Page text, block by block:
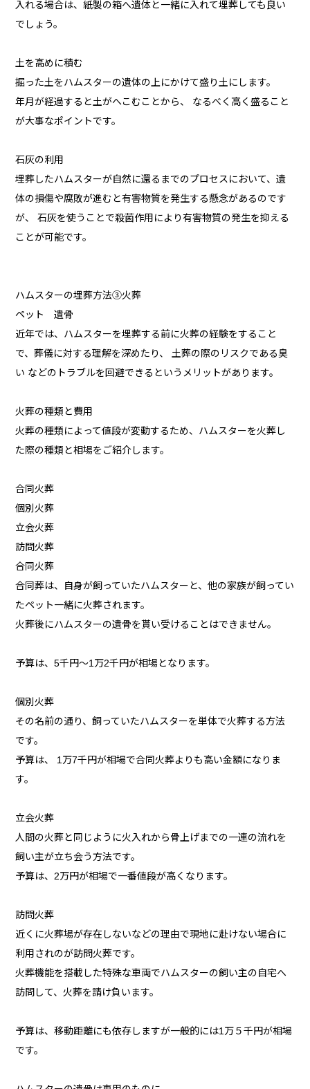
入れる場合は、紙製の箱へ遺体と一緒に入れて埋葬しても良い
でしょう。
土を高めに積む
掘った土をハムスターの遺体の上にかけて盛り土にします。
年月が経過すると土がへこむことから、 なるべく高く盛ること
が大事なポイントです。
石灰の利用
埋葬したハムスターが自然に還るまでのプロセスにおいて、遺
体の損傷や腐敗が進むと有害物質を発生する懸念があるのです
が、 石灰を使うことで殺菌作用により有害物質の発生を抑える
ことが可能です。
ハムスターの埋葬方法③火葬
ペット 遺骨
近年では、ハムスターを埋葬する前に火葬の経験をすること
で、葬儀に対する理解を深めたり、 土葬の際のリスクである臭
い などのトラブルを回避できるというメリットがあります。
火葬の種類と費用
火葬の種類によって値段が変動するため、ハムスターを火葬し
た際の種類と相場をご紹介します。
合同火葬
個別火葬
立会火葬
訪問火葬
合同火葬
合同葬は、自身が飼っていたハムスターと、他の家族が飼ってい
たペット一緒に火葬されます。
火葬後にハムスターの遺骨を貰い受けることはできません。
予算は、5千円～1万2千円が相場となります。
個別火葬
その名前の通り、飼っていたハムスターを単体で火葬する方法
です。
予算は、 1万7千円が相場で合同火葬よりも高い金額になりま
す。
立会火葬
人間の火葬と同じように火入れから骨上げまでの一連の流れを
飼い主が立ち会う方法です。
予算は、2万円が相場で一番値段が高くなります。
訪問火葬
近くに火葬場が存在しないなどの理由で現地に赴けない場合に
利用されのが訪問火葬です。
火葬機能を搭載した特殊な車両でハムスターの飼い主の自宅へ
訪問して、火葬を請け負います。
予算は、移動距離にも依存しますが一般的には1万５千円が相場
です。